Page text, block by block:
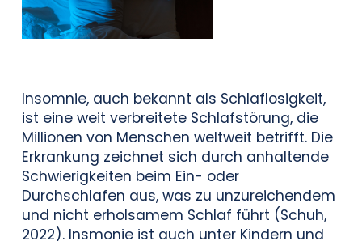
Insomnie, auch bekannt als Schlaflosigkeit,
ist eine weit verbreitete Schlafstörung, die
Millionen von Menschen weltweit betrifft. Die
Erkrankung zeichnet sich durch anhaltende
Schwierigkeiten beim Ein- oder
Durchschlafen aus, was zu unzureichendem
und nicht erholsamem Schlaf führt (Schuh,
2022). Insmonie ist auch unter Kindern und